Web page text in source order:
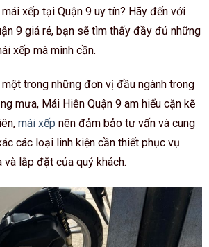
xếp tại Quận 9 uy tín? Hãy đến với
9 giá rẻ, bạn sẽ tìm thấy đầy đủ những
xếp mà mình cần.
một trong những đơn vị đầu ngành trong
mưa, Mái Hiên Quận 9 am hiểu cặn kẽ
mái xếp nên đảm bảo tư vấn và cung
các loại linh kiện cần thiết phục vụ
lắp đặt của quý khách.